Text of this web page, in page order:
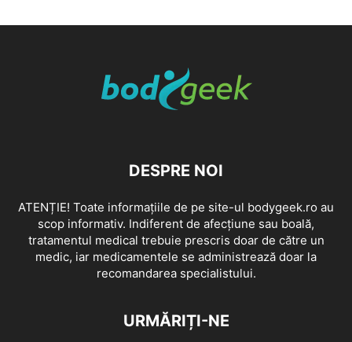
DESPRE NOI
ATENȚIE! Toate informațiile de pe site-ul bodygeek.ro au
scop informativ. Indiferent de afecțiune sau boală,
tratamentul medical trebuie prescris doar de către un
medic, iar medicamentele se administrează doar la
recomandarea specialistului.
URMĂRIȚI-NE